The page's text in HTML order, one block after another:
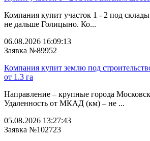
Компания купит участок 1 - 2 под
не дальше Голицыно. Ко...
06.08.2026 16:09:13
Заявка №89952
Компания купит землю под
от 1.3 га
Направление – крупные города
Удаленность от МКАД (км) – не ...
05.08.2026 13:27:43
Заявка №102723